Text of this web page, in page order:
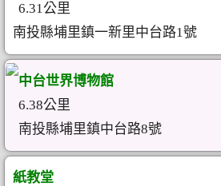
6.31公里
南投縣埔里鎮一新里中台路1號
中台世界博物館
6.38公里
南投縣埔里鎮中台路8號
紙教堂